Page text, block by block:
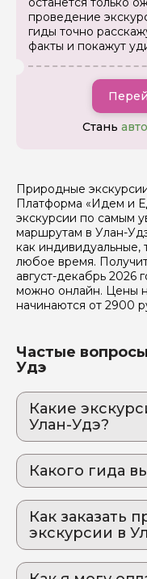
проведение
гиды точно
факты и покажут
Стань
Природные
Платформа «Идем и
экскурсии по самым
маршрутам в Улан-
как индивидуальные,
любое время.
август-декабрь 2026
можно онлайн. Цены
начинаются от 2900
Частые
Удэ
Какие
Улан-Удэ?
мир бурятских
Улан-Удэ и
заменяет билет в
2. Едем на
и в заповедник!
Байкальское
Какого гида
2. Наталия.М 348
Как заказать
экскурсии в
Едем»:
Ваш номер
Вопросы и
Если у вас есть
Я даю своё
данных